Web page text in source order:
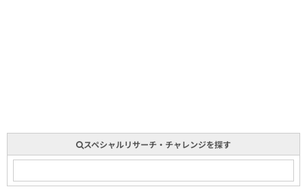
スペシャルリサーチ・チャレンジを探す